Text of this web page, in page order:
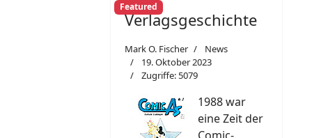
Featured
Verlagsgeschichte
Mark O. Fischer
News
19. Oktober 2023
Zugriffe: 5079
1988 war
eine Zeit der